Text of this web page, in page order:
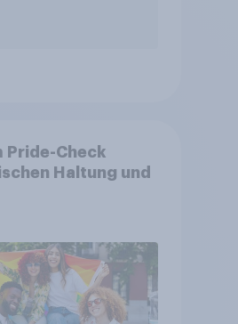
Pride-Check
Haltung und